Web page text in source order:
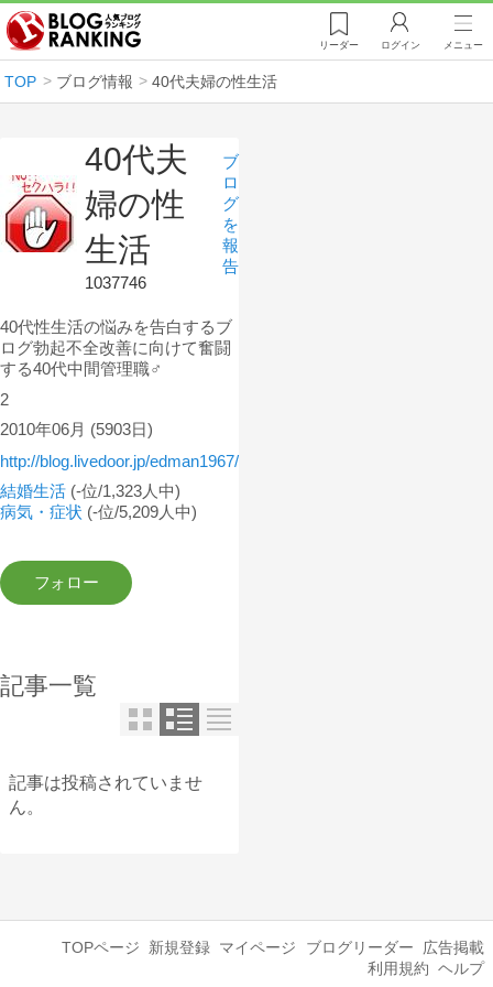
リーダー ログイン メニュー
TOP ブログ情報 40代夫婦の性生活
40代夫
婦の性
生活
1037746
ブ
ロ
グ
を
報
告
40代性生活の悩みを告白するブ
ログ勃起不全改善に向けて奮闘
する40代中間管理職♂
2
2010年06月 (5903日)
http://blog.livedoor.jp/edman1967/
結婚生活 (-位/1,323人中)
病気・症状 (-位/5,209人中)
記事一覧
記事は投稿されていませ
ん。
TOPページ 新規登録 マイページ ブログリーダー
広告掲載
利用規約 ヘルプ